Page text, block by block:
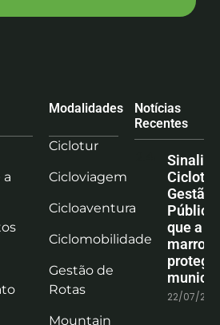
a
Modalidades
Ciclotur
Cicloviagem
Cicloaventura
Ciclomobilidade
Gestão de
Rotas
Mountain
Notícias
Recentes
Gestão
que a
marrom
protege
22/07/